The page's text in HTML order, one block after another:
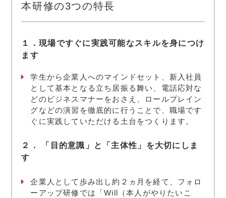
本研修の3つの特長
１．現場ですぐに実践可能なスキルを身につけ
ます
学生から企業人へのマインドセット、新入社員
として基本となる立ち居振る舞い、電話応対な
どのビジネスマナーをおさえ、ロールプレイン
グなどの演習を徹底的に行うことで、職場です
ぐに実践していただける土台をつくります。
２． 「目的意識」と「主体性」を大切にしま
す
企業人として歩み出し約２ヵ月を経て、フォロ
ーアップ研修では「Will（本人がやりたいこ